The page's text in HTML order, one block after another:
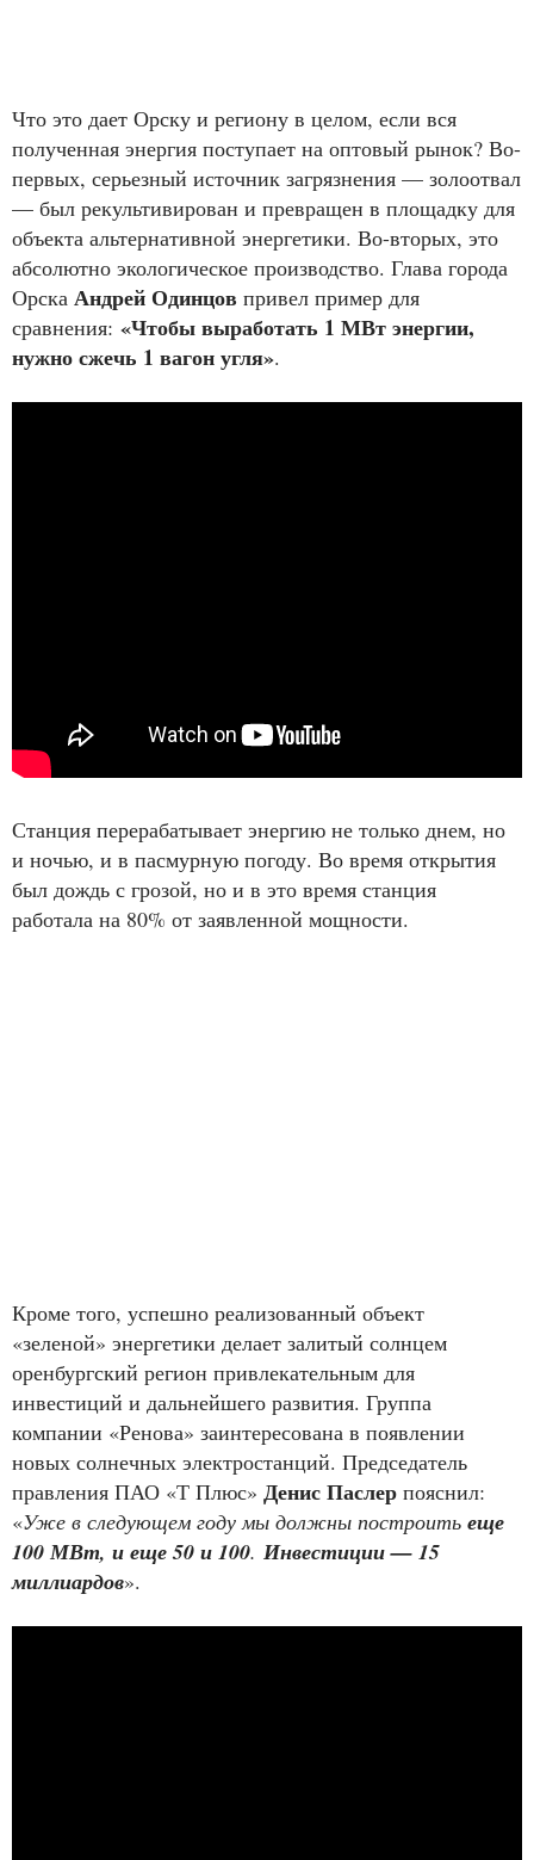
Что это дает Орску и региону в целом, если вся
полученная энергия поступает на оптовый рынок? Во-
первых, серьезный источник загрязнения — золоотвал
— был рекультивирован и превращен в площадку для
объекта альтернативной энергетики. Во-вторых, это
абсолютно экологическое производство. Глава города
Орска Андрей Одинцов привел пример для
сравнения: «Чтобы выработать 1 МВт энергии,
нужно сжечь 1 вагон угля».
Станция перерабатывает энергию не только днем, но
и ночью, и в пасмурную погоду. Во время открытия
был дождь с грозой, но и в это время станция
работала на 80% от заявленной мощности.
Кроме того, успешно реализованный объект
«зеленой» энергетики делает залитый солнцем
оренбургский регион привлекательным для
инвестиций и дальнейшего развития. Группа
компании «Ренова» заинтересована в появлении
новых солнечных электростанций. Председатель
правления ПАО «Т Плюс» Денис Паслер пояснил:
«Уже в следующем году мы должны построить еще
100 МВт, и еще 50 и 100. Инвестиции — 15
миллиардов».